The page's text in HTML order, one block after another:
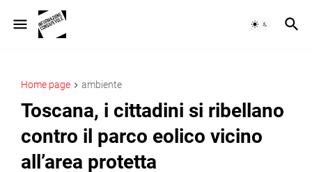
Home page ambiente
Toscana, i cittadini si ribellano
contro il parco eolico vicino
all’area protetta